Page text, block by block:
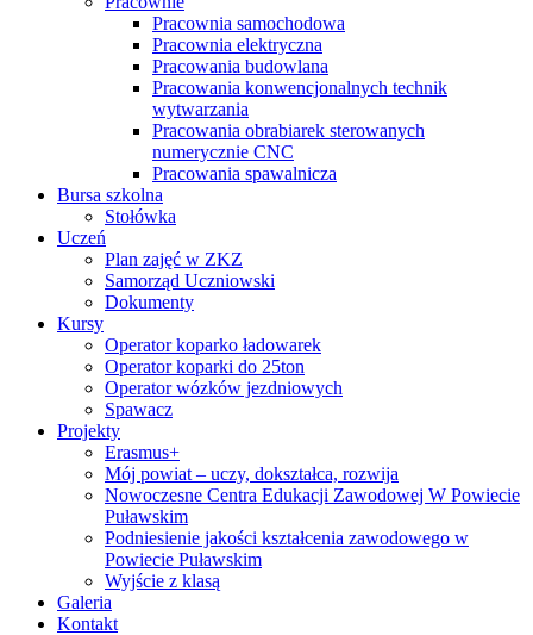
Pracownia samochodowa
Pracownia elektryczna
Pracowania budowlana
Pracowania konwencjonalnych technik
wytwarzania
Pracowania obrabiarek sterowanych
numerycznie CNC
Pracowania spawalnicza
Bursa szkolna
Stołówka
Uczeń
Plan zajęć w ZKZ
Samorząd Uczniowski
Dokumenty
Kursy
Operator koparko ładowarek
Operator koparki do 25ton
Operator wózków jezdniowych
Spawacz
Projekty
Erasmus+
Mój powiat – uczy, dokształca, rozwija
Nowoczesne Centra Edukacji Zawodowej W Powiecie
Puławskim
Podniesienie jakości kształcenia zawodowego w
Powiecie Puławskim
Wyjście z klasą
Galeria
Kontakt